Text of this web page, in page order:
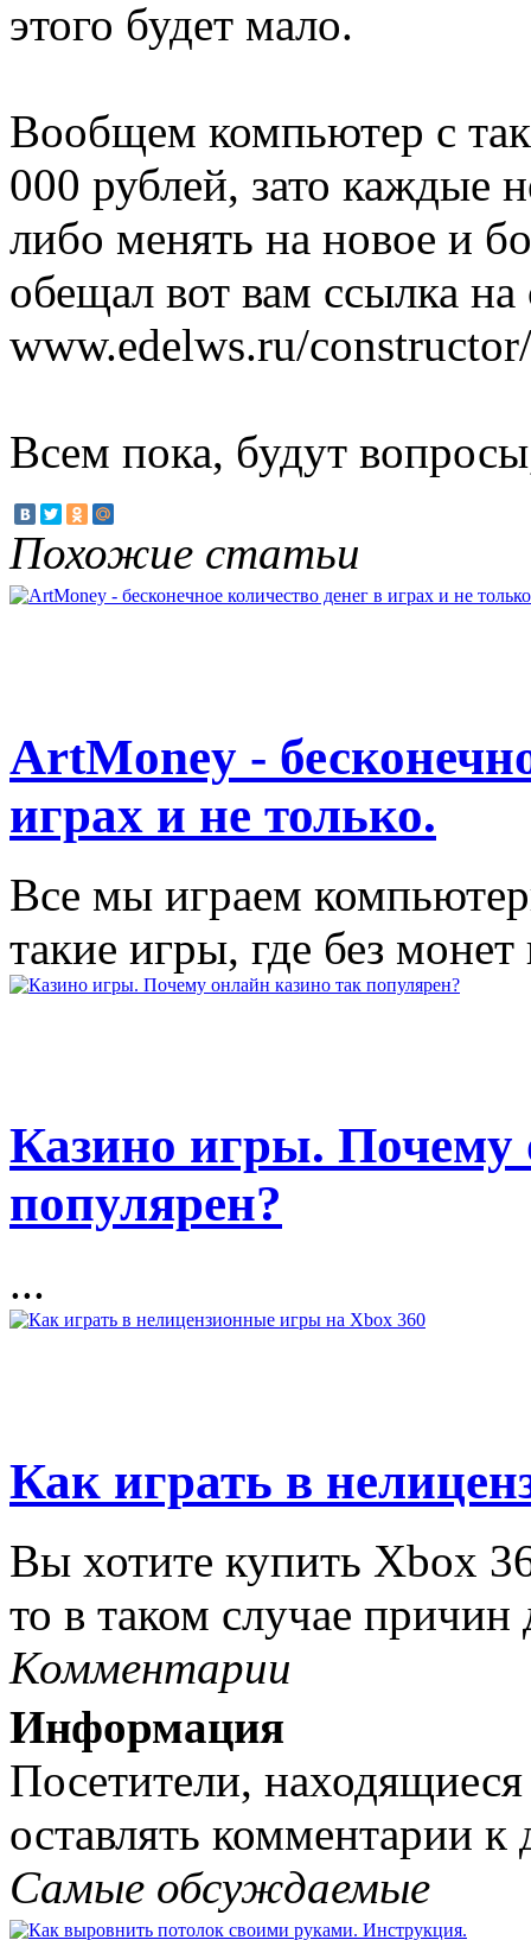
этого будет мало.
Вообщем компьютер с
000 рублей, зато каждые
либо менять на новое и
обещал вот вам ссылка на
www.edelws.ru/
Всем пока, будут
Похожие статьи
ArtMoney -
играх и не только.
Все мы играем
такие игры, где без
Казино игры. Почему
популярен?
...
Как играть в
Вы хотите купить Xbox
то в таком случае причин
Комментарии
Информация
Посетители,
оставлять комментарии
Самые обсуждаемые